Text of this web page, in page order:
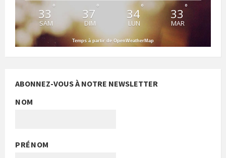
33 °
SAM
37 °
DIM
34°
LUN
33 °
MAR
Temps à partir de OpenWeatherMap
ABONNEZ-VOUS À NOTRE NEWSLETTER
NOM
PRÉNOM